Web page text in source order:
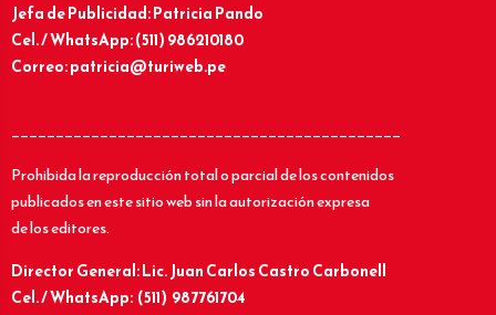
Jefa de Publicidad: Patricia Pando
Cel. / WhatsApp: (511) 986210180
Correo: patricia@turiweb.pe
____________________________________________
Prohibida la reproducción total o parcial de los contenidos
publicados en este sitio web sin la autorización expresa
de los editores.
Director General: Lic.Juan Carlos Castro Carbonell
Cel. / WhatsApp: (511) 987761704